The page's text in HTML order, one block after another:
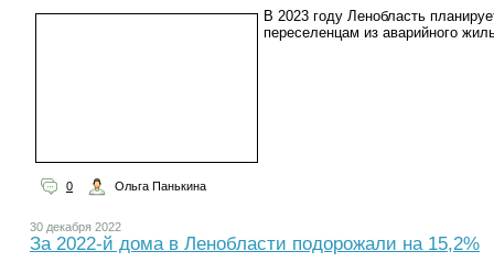
В 2023 году Ленобласть
переселенцам из аварийного
0 Ольга Панькина
30 декабря 2022
За 2022-й дома в Ленобласти подорожали на 15,2%